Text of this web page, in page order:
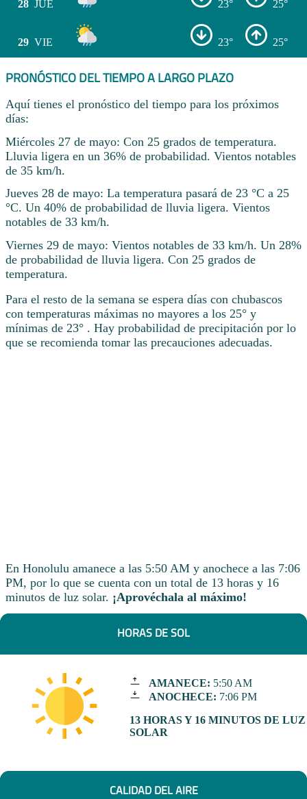
28 JUE 23° 25°
29 VIE 23° 25°
PRONÓSTICO DEL TIEMPO A LARGO PLAZO
Aquí tienes el pronóstico del tiempo para los próximos
días:
Miércoles 27 de mayo: Con 25 grados de temperatura.
Lluvia ligera en un 36% de probabilidad. Vientos notables
de 35 km/h.
Jueves 28 de mayo: La temperatura pasará de 23 °C a 25
°C. Un 40% de probabilidad de lluvia ligera. Vientos
notables de 33 km/h.
Viernes 29 de mayo: Vientos notables de 33 km/h. Un 28%
de probabilidad de lluvia ligera. Con 25 grados de
temperatura.
Para el resto de la semana se espera días con chubascos
con temperaturas máximas no mayores a los 25° y
mínimas de 23° . Hay probabilidad de precipitación por lo
que se recomienda tomar las precauciones adecuadas.
En Honolulu amanece a las 5:50 AM y anochece a las 7:06
PM, por lo que se cuenta con un total de 13 horas y 16
minutos de luz solar. ¡Aprovéchala al máximo!
HORAS DE SOL
AMANECE: 5:50 AM
ANOCHECE: 7:06 PM
13 HORAS Y 16 MINUTOS DE LUZ
SOLAR
CALIDAD DEL AIRE